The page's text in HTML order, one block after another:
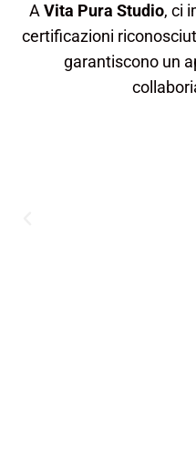
A Vita Pura Studio, ci
certificazioni
garantiscono un